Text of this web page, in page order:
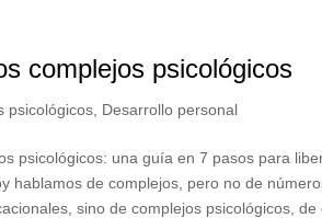
complejos psicológicos
psicológicos Desarrollo personal
psicológicos: una guía en 7 pasos para
hablamos de complejos, pero no de
sino de complejos psicológicos, de